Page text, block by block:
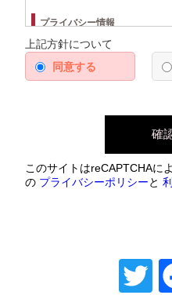
プライバシー情報
プライバシー情報のうち「
法にいう「個人情報」を指
する情報であって、当該情
は、上記に定める「個人情
たページや広告の履歴、ユ
ード、ご利用日時、ご利用
や性別、職業、年齢、ユー
当社は、ユーザーが利用登
住所、電話番号、メールア
することがあります。また
上記方針について
同意する
このサイトはreCAPTCHAに
の プライバシーポリシーと